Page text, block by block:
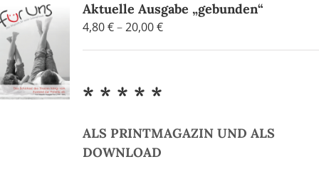
Aktuelle Ausgabe „gebunden“
4,80€–20,00€Preisspanne:
* * * * *
ALS PRINTMAGAZIN UND ALS
DOWNLOAD